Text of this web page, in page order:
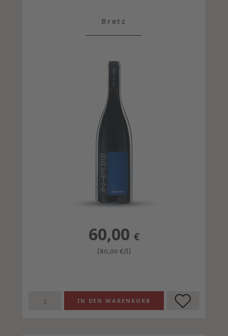
Bretz
60,00 €
[80,00 €/l]